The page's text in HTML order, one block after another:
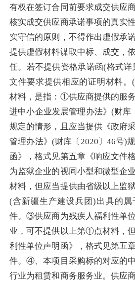
有权在签订合同前要求成交供应
核实成交供应商承诺事项的真实
实守信的原则，不得作出虚假承
提供虚假材料谋取中标、成交，
任。若不提供资格承诺函(格式
文件要求提供相应的证明材料。
材料，是指：①供应商提供的服
进中小企业发展管理办法》(财库
规定的情形，且应当提供《政府
管理办法》(财库〔2020〕46号)
函》，格式见第五章《响应文件
为监狱企业的视同小型和微型企
材料，但应当提供由省级以上监
(含新疆生产建设兵团)出具的属
件。③供应商为残疾人福利性单
业，可不提供以上第①点材料，
利性单位声明函》，格式见第五
件。④、本项目采购标的对应的
行业为租赁和商务服务业。供应